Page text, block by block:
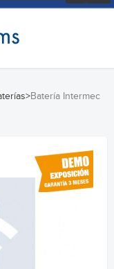
>Batería Intermec